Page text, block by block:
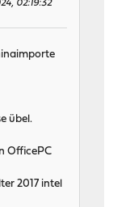
02:19:32
übel.
OfficePC
2017 intel